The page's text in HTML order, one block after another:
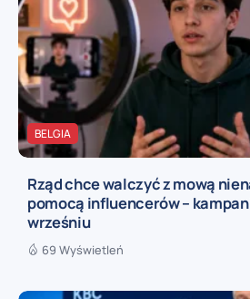
BELGIA
Rząd chce walczyć z mową
pomocą influencerów –
wrześniu
69 Wyświetleń